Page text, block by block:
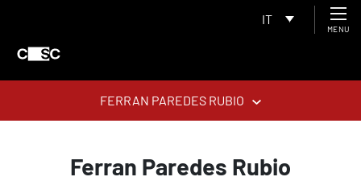
IT
MENU
FERRAN PAREDES RUBIO
Ferran Paredes Rubio